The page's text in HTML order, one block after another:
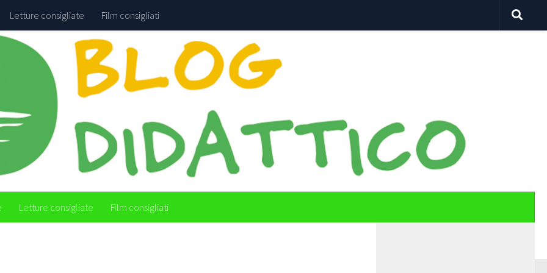
Letture consigliate Film consigliati
Letture consigliate Film consigliati